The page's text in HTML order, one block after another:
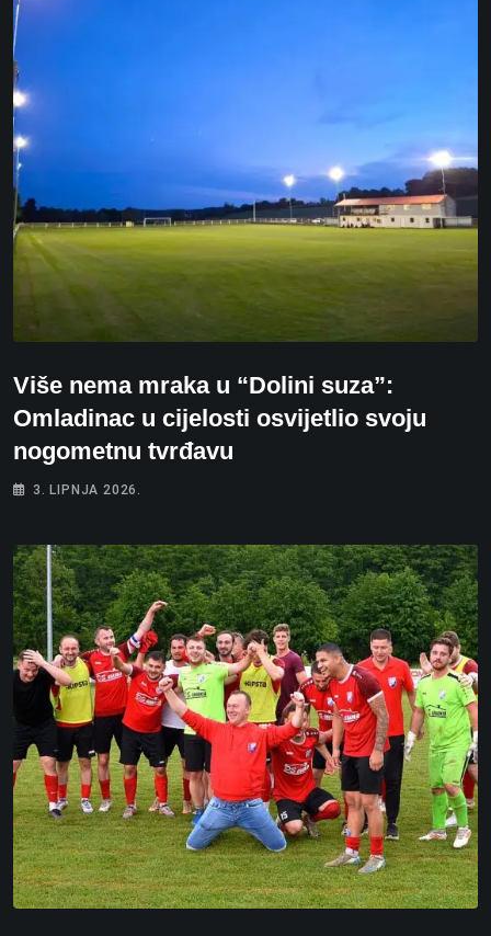
Više nema mraka u “Dolini suza”:
Omladinac u cijelosti osvijetlio svoju
nogometnu tvrđavu
3. LIPNJA 2026.